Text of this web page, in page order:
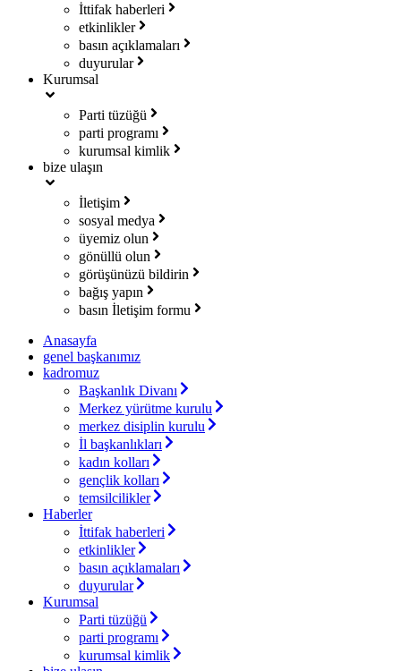
İttifak haberleri
etkinlikler
basın açıklamaları
duyurular
Kurumsal
Parti tüzüğü
parti programı
kurumsal kimlik
bize ulaşın
İletişim
sosyal medya
üyemiz olun
gönüllü olun
görüşünüzü bildirin
bağış yapın
basın İletişim formu
Anasayfa
genel başkanımız
kadromuz
Başkanlık Divanı
Merkez yürütme kurulu
merkez disiplin kurulu
İl başkanlıkları
kadın kolları
gençlik kolları
temsilcilikler
Haberler
İttifak haberleri
etkinlikler
basın açıklamaları
duyurular
Kurumsal
Parti tüzüğü
parti programı
kurumsal kimlik